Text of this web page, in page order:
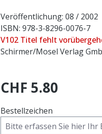
Veröffentlichung: 08 / 2002
ISBN: 978-3-8296-0076-7
V102 Titel fehlt
Schirmer/Mosel Verlag
CHF 5.80
Bestellzeichen